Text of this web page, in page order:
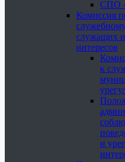
СПО
Комиссия
служащих
интересов
к
и